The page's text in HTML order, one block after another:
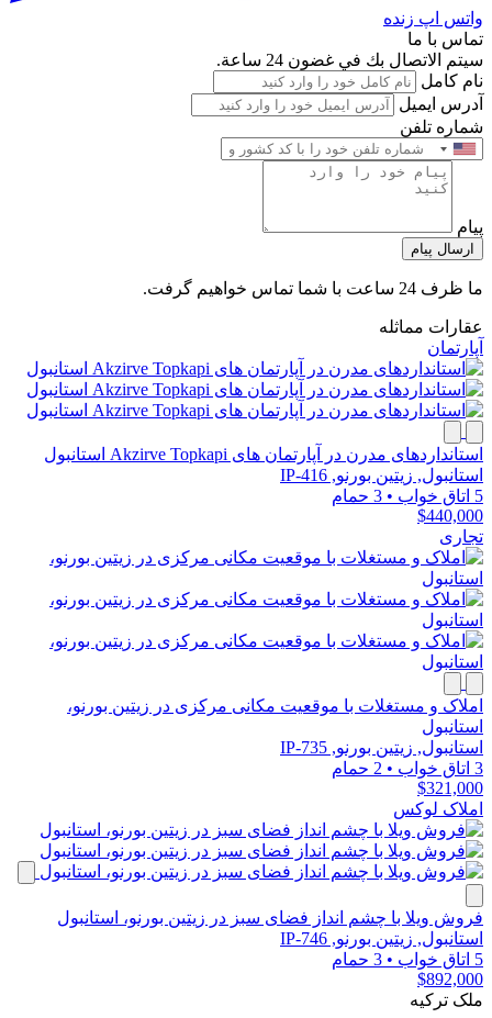
واتس اپ زنده
تماس با ما
سيتم الاتصال بك في غضون 24 ساعة.
نام کامل
آدرس ایمیل
شماره تلفن
پیام
ارسال پیام
ما ظرف 24 ساعت با شما تماس خواهیم گرفت.
عقارات مماثله
آپارتمان
استانداردهای مدرن در آپارتمان های Akzirve Topkapi استانبول
استانبول, زیتین بورنو, IP-416
5 اتاق خواب
• 3 حمام
$440,000
تجاری
املاک و مستغلات با موقعیت مکانی مرکزی در زیتین بورنو،
استانبول
استانبول, زیتین بورنو, IP-735
3 اتاق خواب
• 2 حمام
$321,000
املاک لوکس
فروش ویلا با چشم انداز فضای سبز در زیتین بورنو، استانبول
استانبول, زیتین بورنو, IP-746
5 اتاق خواب
• 3 حمام
$892,000
ملک ترکیه